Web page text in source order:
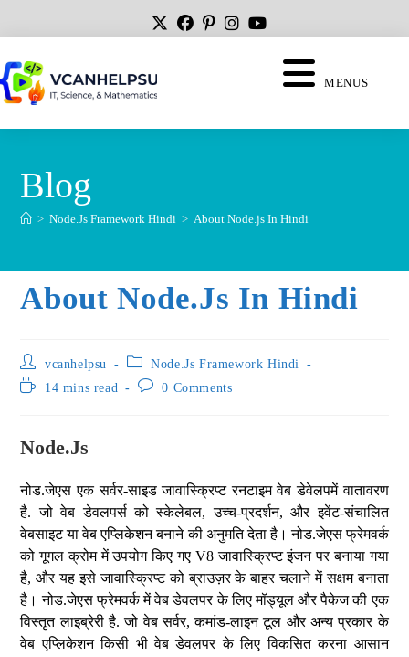
MENUS
Blog
> Node.Js Framework Hindi > About Node.js In Hindi
About Node.js In Hindi
vcanhelpsu
Node.Js Framework Hindi
14 mins read
0 Comments
Node.js
नोड.जेएस एक सर्वर-साइड जावास्क्रिप्ट रनटाइम वेब डेवेलपमें वातावरण
है. जो वेब डेवलपर्स को स्केलेबल, उच्च-प्रदर्शन, और इवेंट-संचालित
वेबसाइट या वेब एप्लिकेशन बनाने की अनुमति देता है। नोड.जेएस फ्रेमवर्क
को गूगल क्रोम में उपयोग किए गए V8 जावास्क्रिप्ट इंजन पर बनाया गया
है, और यह इसे जावास्क्रिप्ट को ब्राउज़र के बाहर चलाने में सक्षम बनाता
है। नोड.जेएस फ्रेमवर्क में वेब डेवलपर के लिए मॉड्यूल और पैकेज की एक
विस्तृत लाइब्रेरी है. जो वेब सर्वर, कमांड-लाइन टूल और अन्य प्रकार के
वेब एप्लिकेशन किसी भी वेब डेवलपर के लिए विकसित करना आसान